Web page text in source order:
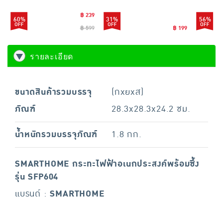
60%
฿ 239
฿ 599
31%
฿ 199
56%
รายละเอียด
ขนาดสินค้ารวมบรรจุ
ภัณฑ์
(กxยxส)
28.3x28.3x24.2 ซม.
น้ำหนักรวมบรรจุภัณฑ์
1.8 กก.
SMARTHOME กระทะไฟฟ้าอเนกประสงค์พร้อมซึ้ง
รุ่น SFP604
แบรนด์ :SMARTHOME